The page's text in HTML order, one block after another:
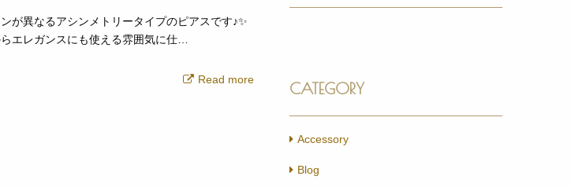
が異なるアシンメトリータイプのピアスです♪✨
エレガンスにも使える雰囲気に仕…
Read more
Accessory